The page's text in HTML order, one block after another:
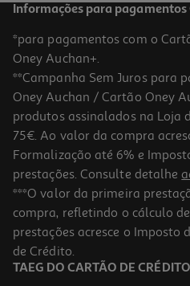
Localizador Cellularline Tracy Tag
14.99 €/un
14,99 €
Informações para pagamentos
*para pagamentos com o
Oney Auchan+.
**Campanha Sem Juros para
Oney Auchan / Cartão Oney
produtos assinalados na Loja
75€. Ao valor da compra
Formalização até 6% e
prestações. Consulte detalhe
***O valor da primeira
compra, refletindo o cálculo
prestações acresce o Imposto
de Crédito.
TAEG DO CARTÃO DE